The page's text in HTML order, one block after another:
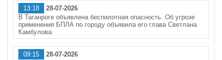
13:18
28-07-2026
В Таганроге объявлена беспилотная опасность. Об угрозе
применения БПЛА по городу объявила его глава Светлана
Камбулова.
09:15
28-07-2026